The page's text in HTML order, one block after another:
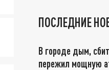
ПОСЛЕДНИЕ
В городе дым,
пережил мощную